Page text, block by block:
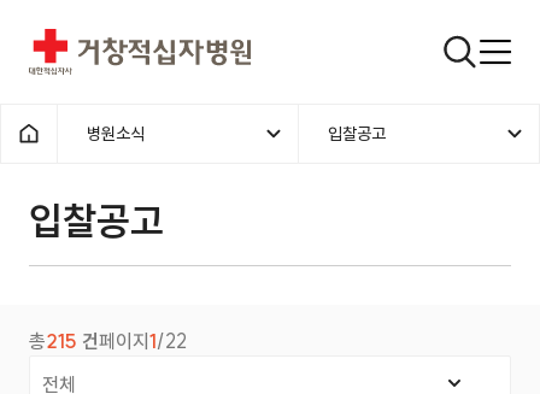
거창적십자병원 검색창
홈으로
병원소식 입찰공고
입찰공고
총215 건페이지 1/22